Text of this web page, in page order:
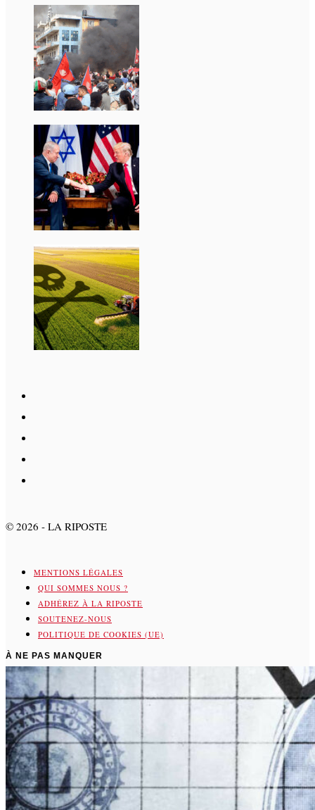
© 2026 - LA RIPOSTE
MENTIONS LÉGALES
QUI SOMMES NOUS ?
ADHÉREZ À LA RIPOSTE
SOUTENEZ-NOUS
POLITIQUE DE COOKIES (UE)
À NE PAS MANQUER